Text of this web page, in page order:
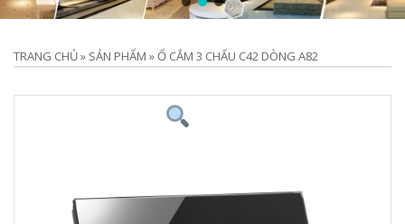
TRANG CHỦ» SẢN PHẨM »Ổ CẮM 3 CHẤU C42 DÒNG A82